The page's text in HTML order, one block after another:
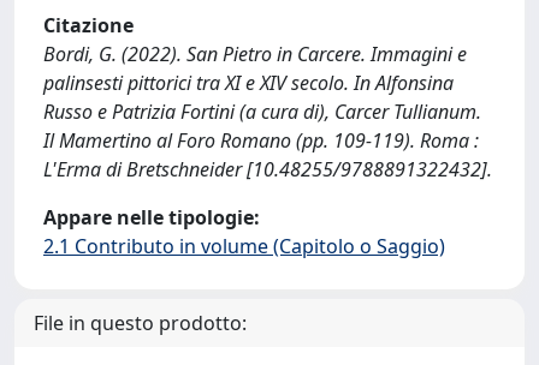
Citazione
Bordi, G. (2022). San Pietro in Carcere. Immagini e
palinsesti pittorici tra XI e XIV secolo. In Alfonsina
Russo e Patrizia Fortini (a cura di), Carcer Tullianum.
Il Mamertino al Foro Romano (pp. 109-119). Roma :
L'Erma di Bretschneider [10.48255/9788891322432].
Appare nelle tipologie:
2.1 Contributo in volume (Capitolo o Saggio)
File in questo prodotto: